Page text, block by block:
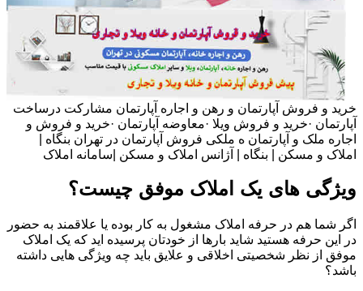
خرید و فروش آپارتمان و رهن و اجاره آپارتمان مشارکت درساخت
آپارتمان ·خرید و فروش ویلا ·معاوضه آپارتمان ·خرید و فروش و
اجاره ملک و آپارتمان ه ملکی فروش آپارتمان در تهران بنگاه |
املاک و مسکن | بنگاه | آژانس املاک و مسکن |سامانه املاک
ویژگی های یک املاک موفق چیست؟
اگر شما هم در حرفه املاک مشغول به کار بوده یا علاقمند به حضور
در این حرفه هستید شاید بارها از خودتان پرسیده اید که یک املاک
موفق از نظر شخصیتی اخلاقی و علایق باید چه ویژگی هایی داشته
باشد؟